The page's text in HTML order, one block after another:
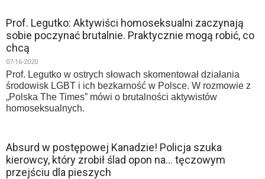
Prof. Legutko: Aktywiści homoseksualni zaczynają
sobie poczynać brutalnie. Praktycznie mogą robić, co
chcą
07-16-2020
Prof. Legutko w ostrych słowach skomentował działania
środowisk LGBT i ich bezkarność w Polsce. W rozmowie z
„Polska The Times” mówi o brutalności aktywistów
homoseksualnych.
Absurd w postępowej Kanadzie! Policja szuka
kierowcy, który zrobił ślad opon na… tęczowym
przejściu dla pieszych